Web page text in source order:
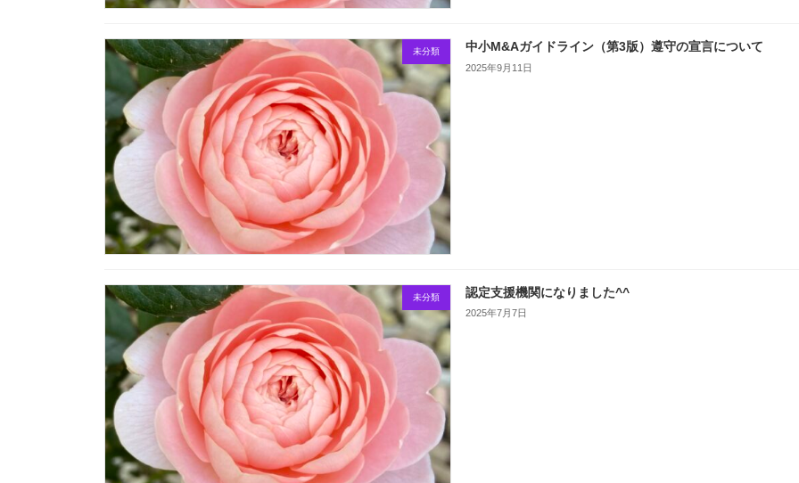
未分類 中小M&Aガイドライン（第3版）遵守の宣言について
2025年9月11日
未分類 認定支援機関になりました^^
2025年7月7日